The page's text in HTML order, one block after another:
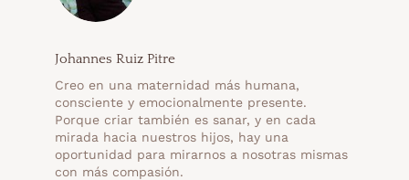
Johannes Ruiz Pitre
Creo en una maternidad más humana,
consciente y emocionalmente presente.
Porque criar también es sanar, y en cada
mirada hacia nuestros hijos, hay una
oportunidad para mirarnos a nosotras mismas
con más compasión.